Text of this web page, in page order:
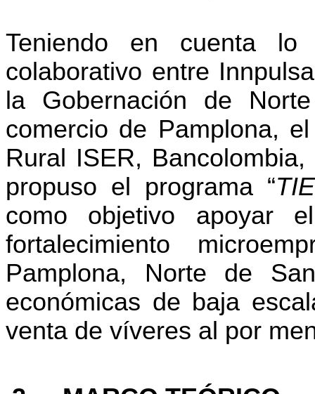
Teniendo en cuenta
colaborativo entre Innpulsa
la Gobernación de
comercio de Pamplona,
Rural ISER,
propuso el programa “
como objetivo apoyar
fortalecimiento
Pamplona, Norte de
económicas de baja
venta de víveres al por